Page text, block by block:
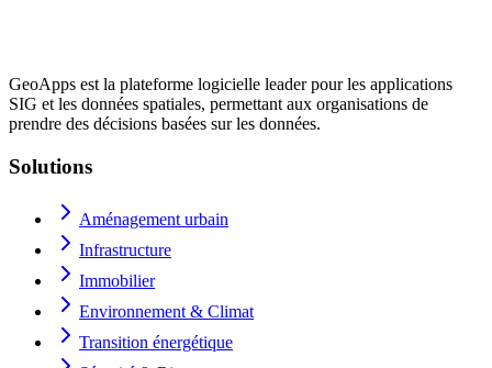
GeoApps est la plateforme logicielle leader pour les applications
SIG et les données spatiales, permettant aux organisations de
prendre des décisions basées sur les données.
Solutions
Aménagement urbain
Infrastructure
Immobilier
Environnement & Climat
Transition énergétique